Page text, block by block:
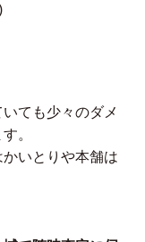
ても少々のダメ
。
いとりや本舗は